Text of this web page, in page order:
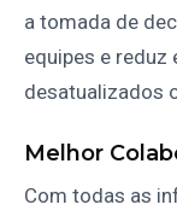
a tomada de
equipes e
desatualizados
Melhor
Com todas as